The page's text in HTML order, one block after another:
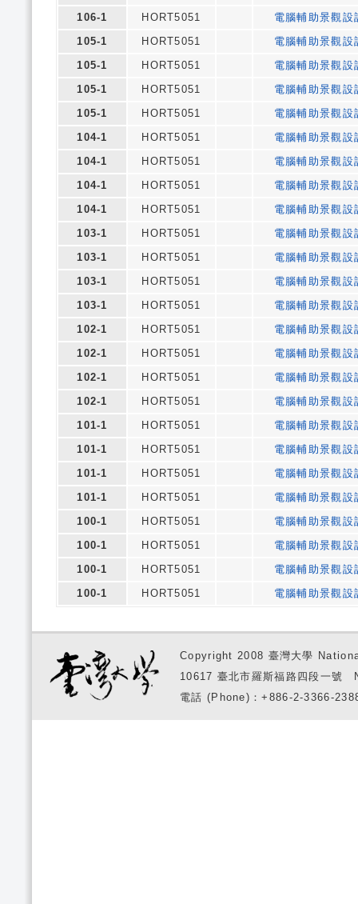
106-1
HORT5051
電腦輔助景觀設
105-1
HORT5051
電腦輔助景觀設
105-1
HORT5051
電腦輔助景觀設
105-1
HORT5051
電腦輔助景觀設
105-1
HORT5051
電腦輔助景觀設
104-1
HORT5051
電腦輔助景觀設
104-1
HORT5051
電腦輔助景觀設
104-1
HORT5051
電腦輔助景觀設
104-1
HORT5051
電腦輔助景觀設
103-1
HORT5051
電腦輔助景觀設
103-1
HORT5051
電腦輔助景觀設
103-1
HORT5051
電腦輔助景觀設
103-1
HORT5051
電腦輔助景觀設
102-1
HORT5051
電腦輔助景觀設
102-1
HORT5051
電腦輔助景觀設
102-1
HORT5051
電腦輔助景觀設
102-1
HORT5051
電腦輔助景觀設
101-1
HORT5051
電腦輔助景觀設
101-1
HORT5051
電腦輔助景觀設
101-1
HORT5051
電腦輔助景觀設
101-1
HORT5051
電腦輔助景觀設
100-1
HORT5051
電腦輔助景觀設
100-1
HORT5051
電腦輔助景觀設
100-1
HORT5051
電腦輔助景觀設
100-1
HORT5051 電腦輔助景觀設
Copyright 2008 臺灣大學
10617 臺北市羅斯福路四段一
電話 (Phone)：+886-2-3366-